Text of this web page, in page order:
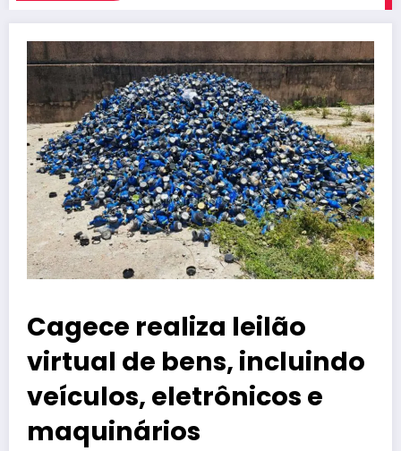
Cagece realiza leilão
virtual de bens, incluindo
veículos, eletrônicos e
maquinários